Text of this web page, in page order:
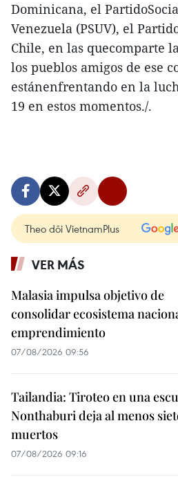
Dominicana, el
Venezuela (PSUV), el
Chile, en las quecomparte
los pueblos amigos de ese
estánenfrentando en la
19 en estos momentos./.
Theo dõi VietnamPlus
VER MÁS
Malasia impulsa objetivo de
consolidar ecosistema
emprendimiento
07/08/2026 09:56
Tailandia: Tiroteo en una
Nonthaburi deja al menos
muertos
07/08/2026 09:16